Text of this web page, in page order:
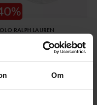
Om
RALPH LAUREN